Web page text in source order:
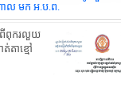
តាល មក អ.ប.ព.
ពើពុករលួយ
តាខ្មៅ